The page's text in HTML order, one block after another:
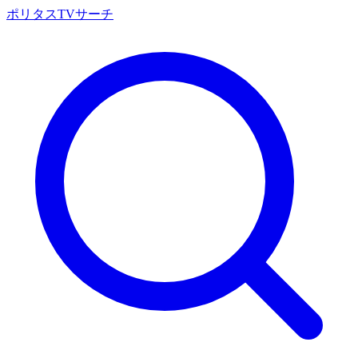
ポリタスTVサーチ